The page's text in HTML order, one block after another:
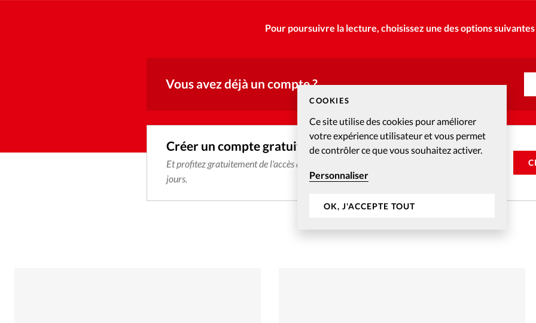
COOKIES
Ce site utilise des cookies pour améliorer
votre expérience utilisateur et vous permet
de contrôler ce que vous souhaitez activer.
Personnaliser
OK, J'ACCEPTE TOUT
Pour poursuivre la lecture, choisissez une des options suivantes
Vous avez déjà un compte ?
Créer un compte gratuitement
Et profitez gratuitement de l'accès aux articles web réservés aux abonnés pendant 14
jours.